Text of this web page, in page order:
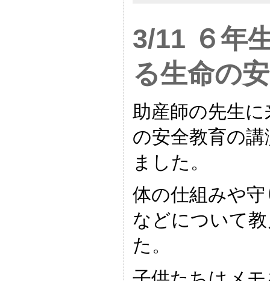
3/11 ６年
る生命の
助産師の先生
の安全教育の
ました。
体の仕組みや
などについて
た。